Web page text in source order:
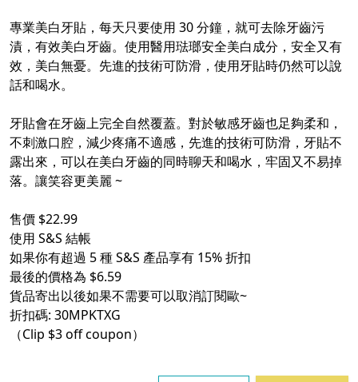
專業美白牙貼，每天只要使用 30 分鐘，就可去除牙齒污
漬，有效美白牙齒。使用醫用琺瑯安全美白成分，安全又有
效，美白無憂。先進的技術可防滑，使用牙貼時仍然可以說
話和喝水。
牙貼會在牙齒上完全自然覆蓋。對於敏感牙齒也足夠柔和，
不刺激口腔，減少疼痛不適感，先進的技術可防滑，牙貼不
露出來，可以在美白牙齒的同時聊天和喝水，牢固又不易掉
落。讓笑容更美麗 ~
售價 $22.99
使用 S&S 結帳
如果你有超過 5 種 S&S 產品享有 15% 折扣
最後的價格為 $6.59
貨品寄出以後如果不需要可以取消訂閱歐~
折扣碼: 30MPKTXG
（Clip $3 off coupon）